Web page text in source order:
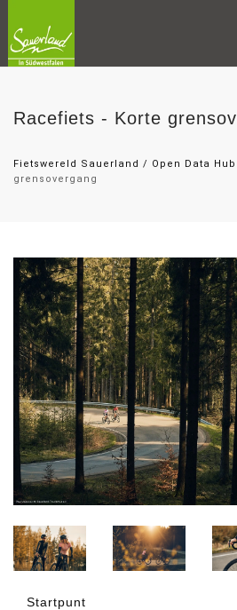
Racefiets - Korte
Fietswereld Sauerland / Open Data
grensovergang
Startpunt